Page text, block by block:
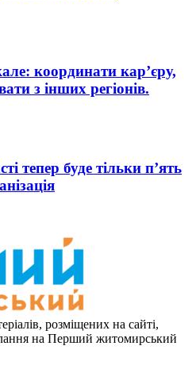
координати кар’єру,
з інших регіонів.
тепер буде тільки п’ять
розміщених на сайті,
на Перший житомирський